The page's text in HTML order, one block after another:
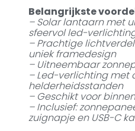
Belangrijkste
– Solar lantaarn met
sfeervol led-
– Prachtige
uniek framedesign
– Uitneembaar
– Led-verlichting met
helderheidsstanden
– Geschikt voor
– Inclusief:
zuignapje en USB-C